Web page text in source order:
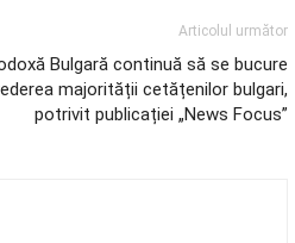
Articolul următor
Bulgară continuă să se bucure
majorității cetățenilor bulgari,
potrivit publicației „News Focus”